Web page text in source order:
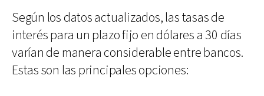
Según los datos actualizados, las tasas de
interés para un plazo fijo en dólares a 30 días
varían de manera considerable entre bancos.
Estas son las principales opciones: